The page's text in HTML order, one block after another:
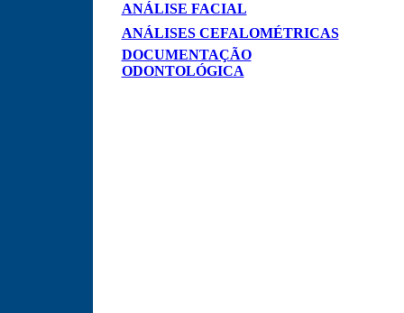
ANÁLISE FACIAL
ANÁLISES CEFALOMÉTRICAS
DOCUMENTAÇÃO
ODONTOLÓGICA